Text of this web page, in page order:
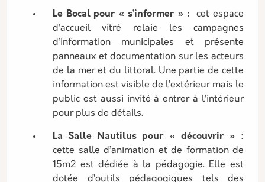
Le Bocal pour « s’informer » : cet espace
d’accueil vitré relaie les campagnes
d’information municipales et présente
panneaux et documentation sur les acteurs
de la mer et du littoral. Une partie de cette
information est visible de l’extérieur mais le
public est aussi invité à entrer à l’intérieur
pour plus de détails.
La Salle Nautilus pour « découvrir » :
cette salle d’animation et de formation de
15m2 est dédiée à la pédagogie. Elle est
dotée d’outils pédagogiques tels des